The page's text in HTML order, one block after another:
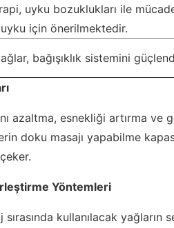
uyku bozuklukları ile
için önerilmektedir.
bağışıklık sistemini
azaltma, esnekliği artırma
doku masajı yapabilme
Yöntemleri
sırasında kullanılacak